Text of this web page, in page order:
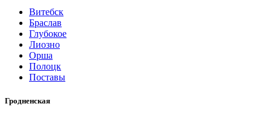
Витебск
Браслав
Глубокое
Лиозно
Орша
Полоцк
Поставы
Гродненская